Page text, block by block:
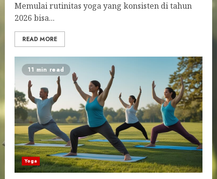
Memulai rutinitas yoga yang konsisten di tahun
2026 bisa...
READ MORE
11 min read
Yoga